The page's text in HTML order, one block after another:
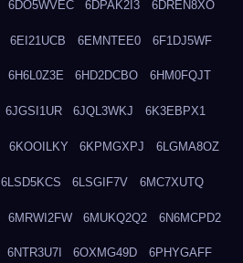
6DO5WVEC 6DPAK2I3 6DREN8XO
6EI21UCB 6EMNTEE0 6F1DJ5WF
6H6L0Z3E 6HD2DCBO 6HM0FQJT
6JGSI1UR 6JQL3WKJ 6K3EBPX1
6KOOILKY 6KPMGXPJ 6LGMA8OZ
6LSD5KCS 6LSGIF7V 6MC7XUTQ
6MRWI2FW 6MUKQ2Q2 6N6MCPD2
6NTR3U7I 6OXMG49D 6PHYGAFF